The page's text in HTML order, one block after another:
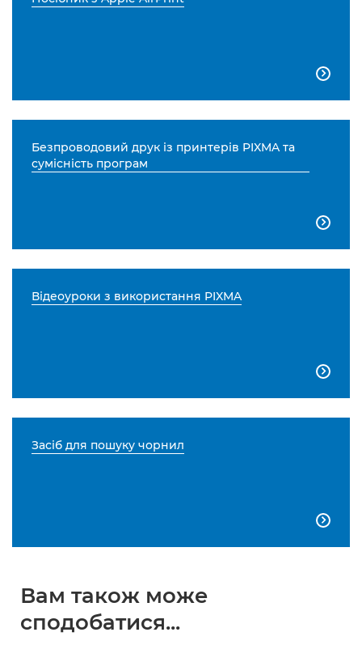

Безпроводовий друк із принтерів PIXMA та
сумісність програм

Відеоуроки з використання PIXMA

Засіб для пошуку чорнил

Вам також може
сподобатися...